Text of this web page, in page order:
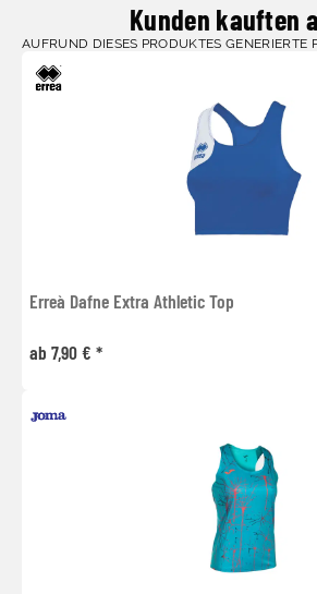
Kunden kauften
AUFRUND DIESES PRODUKTES GENERIERTE
Erreà Dafne Extra Athletic Top
ab 7,90 € *